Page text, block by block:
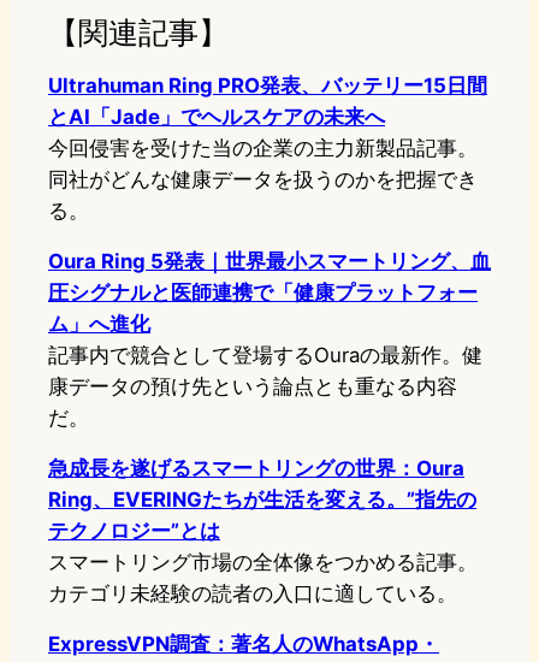
【関連記事】
Ultrahuman Ring PRO発表、バッテリー15日間
とAI「Jade」でヘルスケアの未来へ
今回侵害を受けた当の企業の主力新製品記事。
同社がどんな健康データを扱うのかを把握でき
る。
Oura Ring 5発表｜世界最小スマートリング、血
圧シグナルと医師連携で「健康プラットフォー
ム」へ進化
記事内で競合として登場するOuraの最新作。健
康データの預け先という論点とも重なる内容
だ。
急成長を遂げるスマートリングの世界：Oura
Ring、EVERINGたちが生活を変える。”指先の
テクノロジー”とは
スマートリング市場の全体像をつかめる記事。
カテゴリ未経験の読者の入口に適している。
ExpressVPN調査：著名人のWhatsApp・